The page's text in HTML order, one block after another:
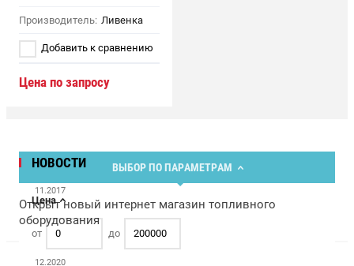
ВЫБОР ПО ПАРАМЕТРАМ
Цена
от до
НОВОСТИ
11.2017
Открыт новый интернет магазин топливного
оборудования
12.2020
Производитель: Ливенка
Добавить к сравнению
Цена по запросу